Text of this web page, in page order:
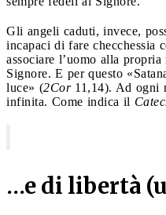
Gli angeli caduti, invece,
incapaci di fare checchessia
associare l’uomo alla
Signore. E per questo
luce» (2Cor11,14). Ad ogni
infinita. Come indica il
…e di libertà